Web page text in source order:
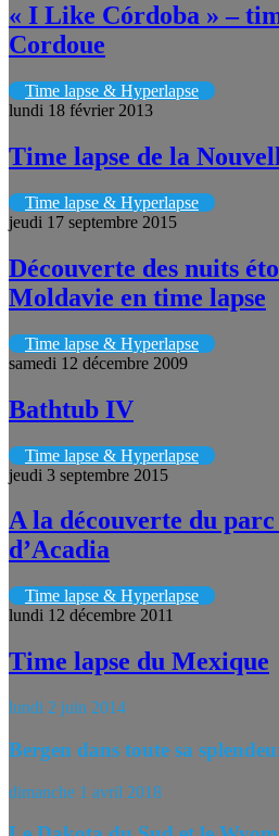
« I Like Córdoba » –
Cordoue
Time lapse & Hyperlapse
lundi 18 février 2013
Time lapse de la
Time lapse & Hyperlapse
jeudi 17 septembre 2015
Découverte des nuits
Moldavie en time lapse
Time lapse & Hyperlapse
samedi 12 décembre 2009
Bathtub IV
Time lapse & Hyperlapse
jeudi 3 septembre 2015
A la découverte du
d’Acadia
Time lapse & Hyperlapse
lundi 12 décembre 2011
Time lapse du Mexique
lundi 2 juin 2014
Bergen dans toute sa
dimanche 1 avril 2018